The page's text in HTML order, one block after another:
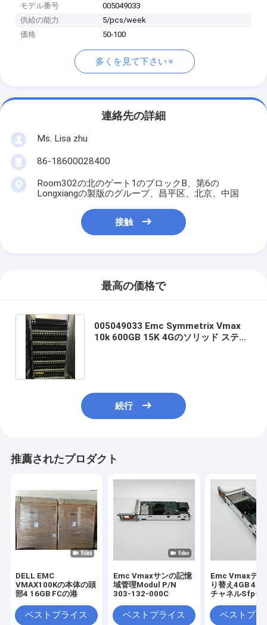
モデル番号
005049033
供給の能力
5/pcs/week
価格
50-100
多くを見て下さい
連絡先の詳細
Ms. Lisa zhu
86-18600028400
Room302の北のゲート1のブロックB、第6の
Longxiangの製版のグループ、昌平区、北京、中国
接触
最高の価格で
005049033 Emc Symmetrix Vmax
10k 600GB 15K 4Gのソリッド ステー
続行
推薦されたプロダクト
DELL EMC
VMAX100Kの本体の頭
部4 16GB FCの港
ベストプライス
Emc Vmaxサンの記憶
域管理Modul P/N
303-132-000C
ベストプライス
Emc Vmaxデ
り替え4GB 4左
チャネルSfpモ
ベストプラ